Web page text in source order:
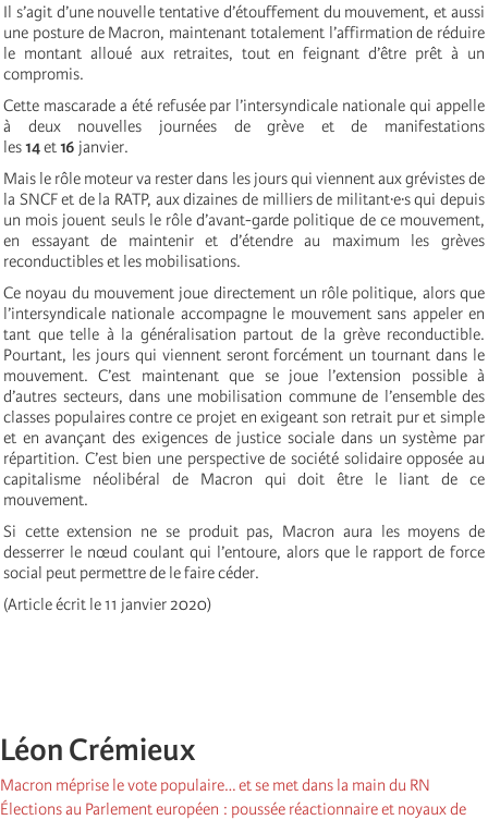
Il s’agit d’une nouvelle tentative d’étouffement du mouvement, et aussi
une posture de Macron, maintenant totalement l’affirmation de réduire
le montant alloué aux retraites, tout en feignant d’être prêt à un
compromis.
Cette mascarade a été refusée par l’intersyndicale nationale qui appelle
à deux nouvelles journées de grève et de manifestations
les14et16 janvier.
Mais le rôle moteur va rester dans les jours qui viennent aux grévistes de
la SNCF et de la RATP, aux dizaines de milliers de militant·e·s qui depuis
un mois jouent seuls le rôle d’avant-garde politique de ce mouvement,
en essayant de maintenir et d’étendre au maximum les grèves
reconductibles et les mobilisations.
Ce noyau du mouvement joue directement un rôle politique, alors que
l’intersyndicale nationale accompagne le mouvement sans appeler en
tant que telle à la généralisation partout de la grève reconductible.
Pourtant, les jours qui viennent seront forcément un tournant dans le
mouvement. C’est maintenant que se joue l’extension possible à
d’autres secteurs, dans une mobilisation commune de l’ensemble des
classes populaires contre ce projet en exigeant son retrait pur et simple
et en avançant des exigences de justice sociale dans un système par
répartition. C’est bien une perspective de société solidaire opposée au
capitalisme néolibéral de Macron qui doit être le liant de ce
mouvement.
Si cette extension ne se produit pas, Macron aura les moyens de
desserrer le nœud coulant qui l’entoure, alors que le rapport de force
social peut permettre de le faire céder.
(Article écrit le 11 janvier 2020)
Léon Crémieux
Macron méprise le vote populaire… et se met dans la main du RN
Élections au Parlement européen : poussée réactionnaire et noyaux de